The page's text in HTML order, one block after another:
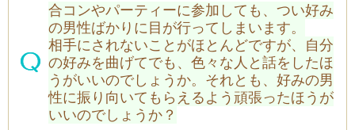
合コンやパーティーに参加しても、つい好み
の男性ばかりに目が行ってしまいます。
相手にされないことがほとんどですが、自分
の好みを曲げてでも、色々な人と話をしたほ
うがいいのでしょうか。それとも、好みの男
性に振り向いてもらえるよう頑張ったほうが
いいのでしょうか？